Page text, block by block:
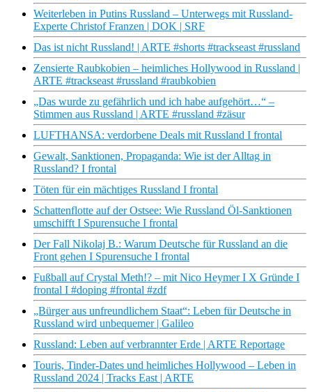
Weiterleben in Putins Russland – Unterwegs mit Russland-
Experte Christof Franzen | DOK | SRF
Das ist nicht Russland! | ARTE #shorts #trackseast #russland
Zensierte Raubkobien – heimliches Hollywood in Russland |
ARTE #trackseast #russland #raubkobien
„Das wurde zu gefährlich und ich habe aufgehört…“ –
Stimmen aus Russland | ARTE #russland #zäsur
LUFTHANSA: verdorbene Deals mit Russland I frontal
Gewalt, Sanktionen, Propaganda: Wie ist der Alltag in
Russland? I frontal
Töten für ein mächtiges Russland I frontal
Schattenflotte auf der Ostsee: Wie Russland Öl-Sanktionen
umschifft I Spurensuche I frontal
Der Fall Nikolaj B.: Warum Deutsche für Russland an die
Front gehen I Spurensuche I frontal
Fußball auf Crystal Meth!? – mit Nico Heymer I X Gründe I
frontal I #doping #frontal #zdf
„Bürger aus unfreundlichem Staat“: Leben für Deutsche in
Russland wird unbequemer | Galileo
Russland: Leben auf verbrannter Erde | ARTE Reportage
Touris, Tinder-Dates und heimliches Hollywood – Leben in
Russland 2024 | Tracks East | ARTE